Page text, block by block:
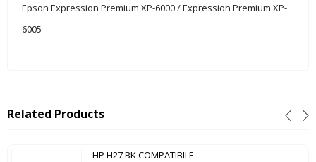
Epson Expression Premium XP-6000 / Expression Premium XP-
6005
Related Products
HP H27 BK COMPATIBILE